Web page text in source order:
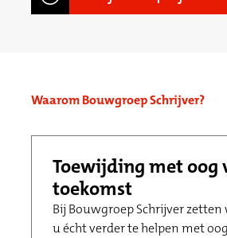
Waarom Bouwgroep Schrijver?
Toewijding met oog
toekomst
Bij Bouwgroep Schrijver zetten
u écht verder te helpen met